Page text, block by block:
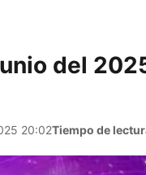
del
20:02Tiempo de